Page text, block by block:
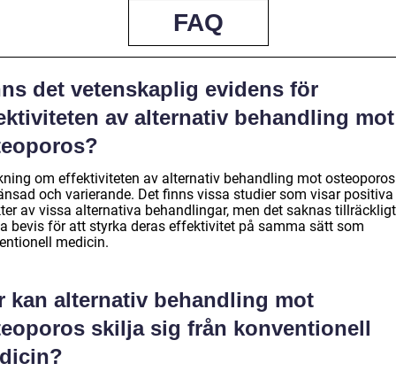
FAQ
det vetenskaplig evidens för
av alternativ behandling mot
om effektiviteten av alternativ behandling mot
och varierande. Det finns vissa studier som visar positiva
av vissa alternativa behandlingar, men det saknas
bevis för att styrka deras effektivitet på samma sätt som
medicin.
kan alternativ behandling mot
skilja sig från konventionell